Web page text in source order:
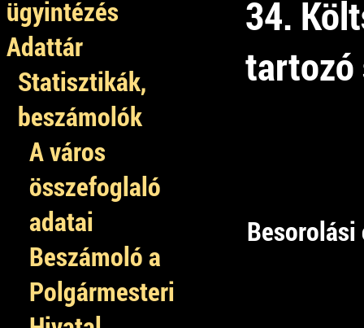
ügyintézés
Adattár
Statisztikák,
beszámolók
A város
összefoglaló
adatai
Beszámoló a
Polgármesteri
34.
tartozó